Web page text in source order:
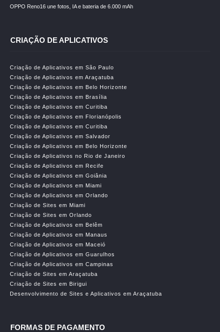
OPPO Reno16 une fotos, IA e bateria de 6.000 mAh
CRIAÇÃO DE APLICATIVOS
Criação de Aplicativos em São Paulo
Criação de Aplicativos em Araçatuba
Criação de Aplicativos em Belo Horizonte
Criação de Aplicativos em Brasília
Criação de Aplicativos em Curitiba
Criação de Aplicativos em Florianópolis
Criação de Aplicativos em Curitiba
Criação de Aplicativos em Salvador
Criação de Aplicativos em Belo Horizonte
Criação de Aplicativos no Rio de Janeiro
Criação de Aplicativos em Recife
Criação de Aplicativos em Goiânia
Criação de Aplicativos em Miami
Criação de Aplicativos em Orlando
Criação de Sites em Miami
Criação de Sites em Orlando
Criação de Aplicativos em Belêm
Criação de Aplicativos em Manaus
Criação de Aplicativos em Maceió
Criação de Aplicativos em Guarulhos
Criação de Aplicativos em Campinas
Criação de Sites em Araçatuba
Criação de Sites em Birigui
Desenvolvimento de Sites e Aplicativos em Araçatuba
FORMAS DE PAGAMENTO